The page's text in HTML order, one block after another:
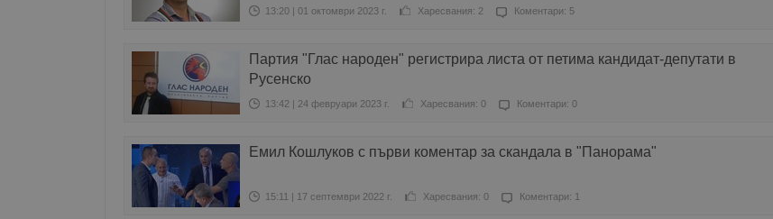
13:20 | 01 октомври 2023 г. Харесвания: 2 Коментари: 5
Партия "Глас народен" регистрира листа от петима кандидат-депутати в
Русенско
13:42 | 24 февруари 2023 г. Харесвания: 0 Коментари: 0
Емил Кошлуков с първи коментар за скандала в "Панорама"
15:11 | 17 септември 2022 г. Харесвания: 0 Коментари: 1